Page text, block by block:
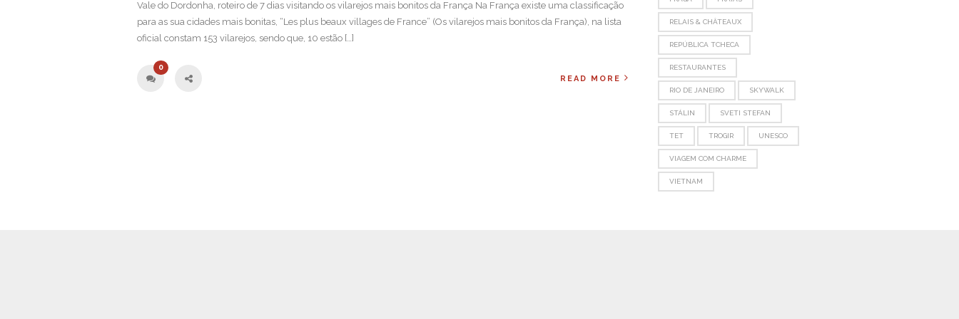
Vale do Dordonha, roteiro de 7 dias visitando os vilarejos mais bonitos da França Na França existe uma classificação
para as sua cidades mais bonitas, “Les plus beaux villages de France” (Os vilarejos mais bonitos da França), na lista
oficial constam 153 vilarejos, sendo que, 10 estão […]
0
READ MORE
RELAIS & CHÂTEAUX
REPÚBLICA TCHECA
RESTAURANTES
RIO DE JANEIRO SKYWALK
STÁLIN SVETI STEFAN
TET TROGIR UNESCO
VIAGEM COM CHARME
VIETNAM